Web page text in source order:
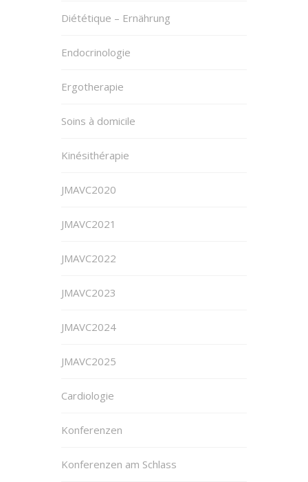
Diététique – Ernährung
Endocrinologie
Ergotherapie
Soins à domicile
Kinésithérapie
JMAVC2020
JMAVC2021
JMAVC2022
JMAVC2023
JMAVC2024
JMAVC2025
Cardiologie
Konferenzen
Konferenzen am Schlass